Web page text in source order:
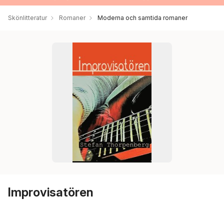
Skönlitteratur Romaner Moderna och samtida romaner
Improvisatören